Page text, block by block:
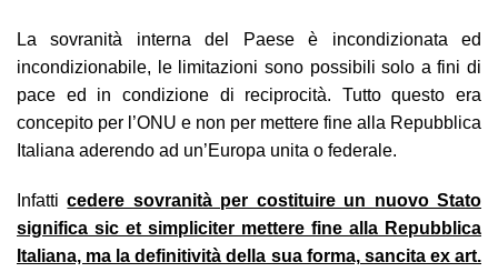
La sovranità interna del Paese è incondizionata ed
incondizionabile, le limitazioni sono possibili solo a fini di
pace ed in condizione di reciprocità. Tutto questo era
concepito per l’ONU e non per mettere fine alla Repubblica
Italiana aderendo ad un’Europa unita o federale.
Infatticedere sovranità per costituire un nuovo Stato
significa sic et simpliciter mettere fine alla Repubblica
Italiana, ma la definitività della sua forma, sancita ex art.